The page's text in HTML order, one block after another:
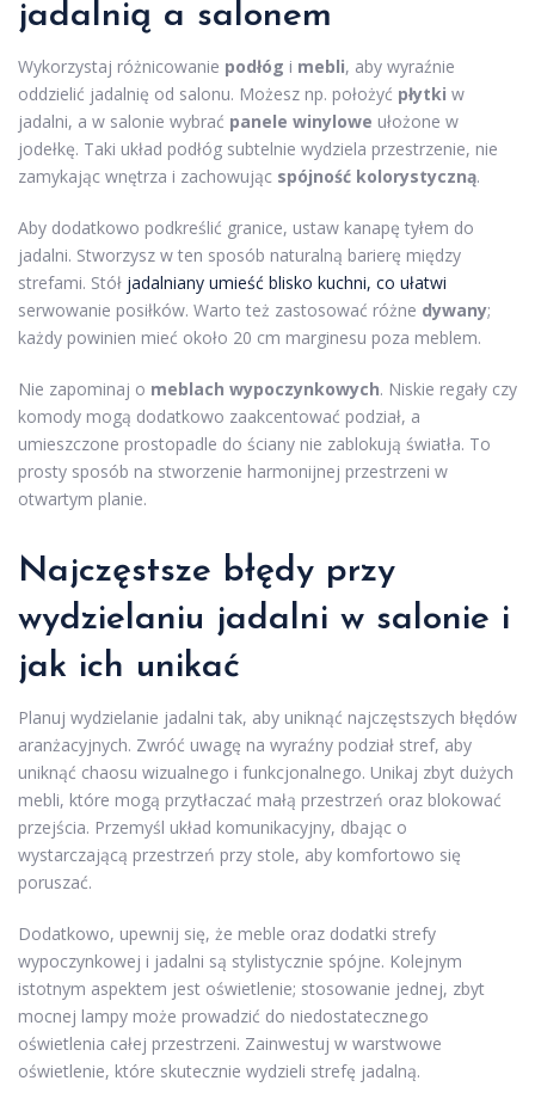
jadalnią a salonem
Wykorzystaj różnicowanie podłóg i mebli, aby wyraźnie
oddzielić jadalnię od salonu. Możesz np. położyć płytki w
jadalni, a w salonie wybrać panele winylowe ułożone w
jodełkę. Taki układ podłóg subtelnie wydziela przestrzenie, nie
zamykając wnętrza i zachowując spójność kolorystyczną.
Aby dodatkowo podkreślić granice, ustaw kanapę tyłem do
jadalni. Stworzysz w ten sposób naturalną barierę między
strefami. Stół jadalniany umieść blisko kuchni, co ułatwi
serwowanie posiłków. Warto też zastosować różne dywany;
każdy powinien mieć około 20 cm marginesu poza meblem.
Nie zapominaj o meblach wypoczynkowych. Niskie regały czy
komody mogą dodatkowo zaakcentować podział, a
umieszczone prostopadle do ściany nie zablokują światła. To
prosty sposób na stworzenie harmonijnej przestrzeni w
otwartym planie.
Najczęstsze błędy przy
wydzielaniu jadalni w salonie i
jak ich unikać
Planuj wydzielanie jadalni tak, aby uniknąć najczęstszych błędów
aranżacyjnych. Zwróć uwagę na wyraźny podział stref, aby
uniknąć chaosu wizualnego i funkcjonalnego. Unikaj zbyt dużych
mebli, które mogą przytłaczać małą przestrzeń oraz blokować
przejścia. Przemyśl układ komunikacyjny, dbając o
wystarczającą przestrzeń przy stole, aby komfortowo się
poruszać.
Dodatkowo, upewnij się, że meble oraz dodatki strefy
wypoczynkowej i jadalni są stylistycznie spójne. Kolejnym
istotnym aspektem jest oświetlenie; stosowanie jednej, zbyt
mocnej lampy może prowadzić do niedostatecznego
oświetlenia całej przestrzeni. Zainwestuj w warstwowe
oświetlenie, które skutecznie wydzieli strefę jadalną.